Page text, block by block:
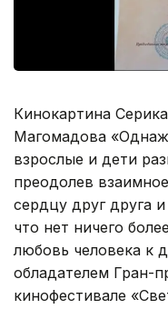
Кинокартина
Магомадова
взрослые и дети
преодолев
сердцу друг друга
что нет ничего
любовь человека к
обладателем Гран-
кинофестивале